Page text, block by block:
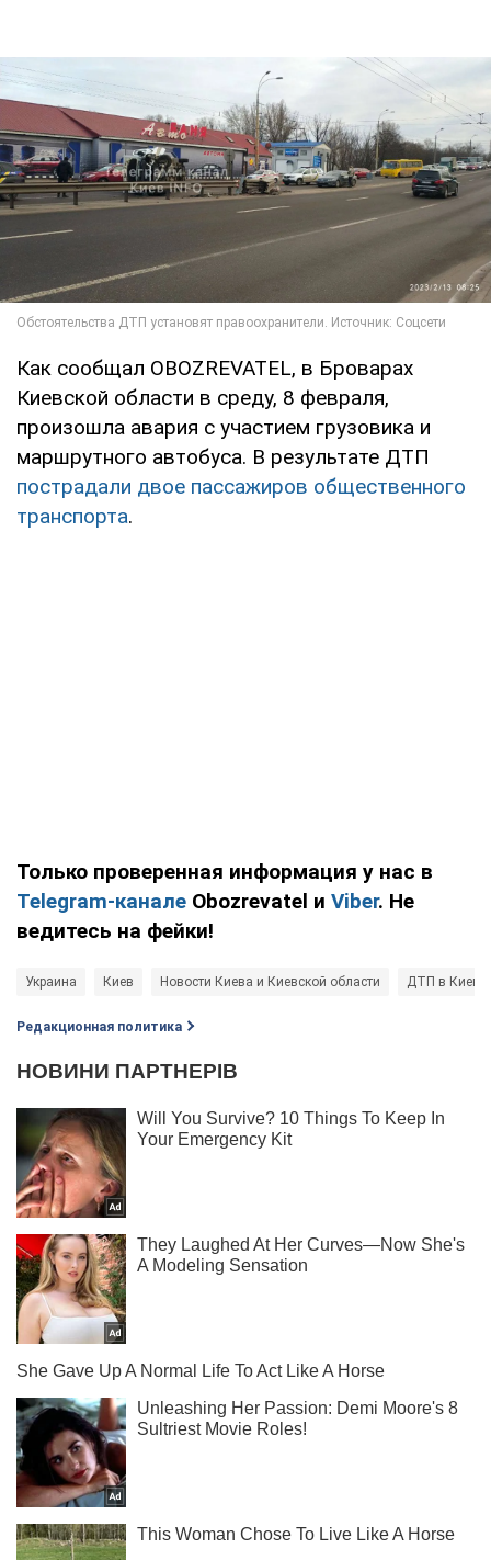
Как сообщал OBOZREVATEL, в Броварах
Киевской области в среду, 8 февраля,
произошла авария с участием грузовика и
маршрутного автобуса. В результате ДТП
пострадали двое пассажиров общественного
транспорта.
Только проверенная информация у нас в
Telegram-канале Obozrevatel и Viber. Не
ведитесь на фейки!
Украина Киев Новости Киева и Киевской области ДТП в Киеве
Редакционная политика